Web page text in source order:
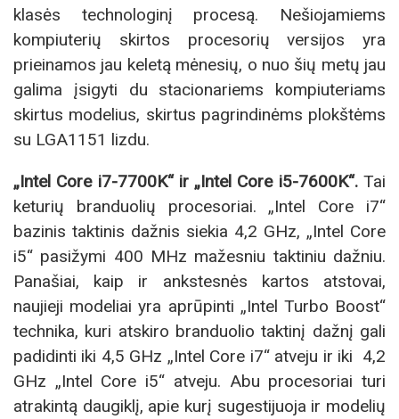
klasės technologinį procesą. Nešiojamiems
kompiuterių skirtos procesorių versijos yra
prieinamos jau keletą mėnesių, o nuo šių metų jau
galima įsigyti du stacionariems kompiuteriams
skirtus modelius, skirtus pagrindinėms plokštėms
su LGA1151 lizdu.
„Intel Core i7-7700K“ ir „Intel Core i5-7600K“.Tai
keturių branduolių procesoriai. „Intel Core i7“
bazinis taktinis dažnis siekia 4,2 GHz, „Intel Core
i5“ pasižymi 400 MHz mažesniu taktiniu dažniu.
Panašiai, kaip ir ankstesnės kartos atstovai,
naujieji modeliai yra aprūpinti „Intel Turbo Boost“
technika, kuri atskiro branduolio taktinį dažnį gali
padidinti iki 4,5 GHz „Intel Core i7“ atveju ir iki 4,2
GHz „Intel Core i5“ atveju. Abu procesoriai turi
atrakintą daugiklį, apie kurį sugestijuoja ir modelių